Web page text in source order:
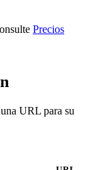
Precios
URL para su